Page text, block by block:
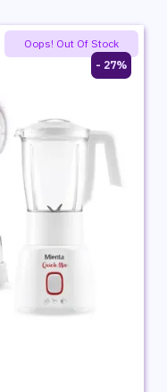
27% -
Oops! Out Of Stock